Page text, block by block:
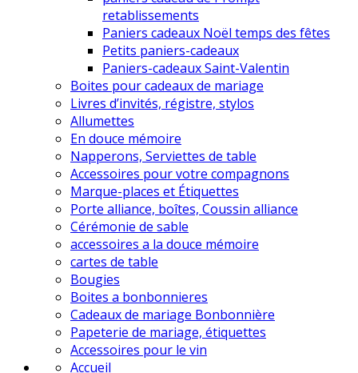
retablissements
Paniers cadeaux Noël temps des fêtes
Petits paniers-cadeaux
Paniers-cadeaux Saint-Valentin
Boites pour cadeaux de mariage
Livres d’invités, régistre, stylos
Allumettes
En douce mémoire
Napperons, Serviettes de table
Accessoires pour votre compagnons
Marque-places et Étiquettes
Porte alliance, boîtes, Coussin alliance
Cérémonie de sable
accessoires a la douce mémoire
cartes de table
Bougies
Boites a bonbonnieres
Cadeaux de mariage Bonbonnière
Papeterie de mariage, étiquettes
Accessoires pour le vin
Accueil